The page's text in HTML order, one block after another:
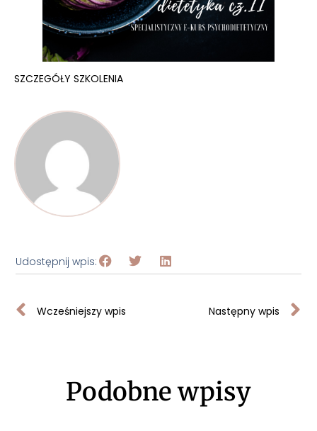
SZCZEGÓŁY SZKOLENIA
Udostępnij wpis:
Wcześniejszy wpis Następny wpis
Podobne wpisy